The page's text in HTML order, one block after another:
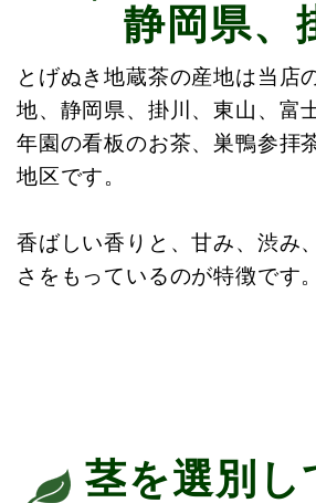
静岡県、
とげぬき地蔵茶の産地は当店
地、静岡県、掛川、東山、富
年園の看板のお茶、巣鴨参拝
地区です。
香ばしい香りと、甘み、渋み
さをもっているのが特徴です。
茎を選別し